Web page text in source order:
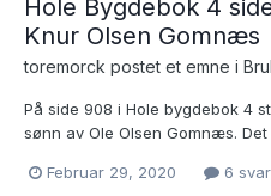
Hole Bygdebok 4
Knur Olsen Gomnæs
toremorck postet et emne i
På side 908 i Hole bygdebok 4
sønn av Ole Olsen Gomnæs.
giftet seg med Guri
Februar 29, 2020 6 svar